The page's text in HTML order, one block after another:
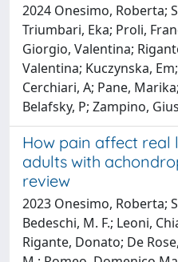
2024 Onesimo, Roberta;
Triumbari, Eka; Proli,
Giorgio, Valentina;
Valentina; Kuczynska,
Cerchiari, A; Pane,
Belafsky, P; Zampino,
How pain affect real
adults with
review
2023 Onesimo, Roberta;
Bedeschi, M. F.; Leoni,
Rigante, Donato; De